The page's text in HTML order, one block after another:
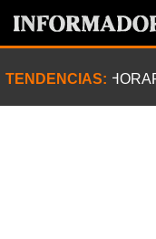
TENDENCIAS: